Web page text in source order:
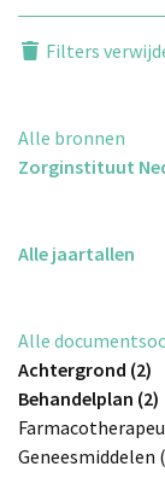
Filters
Alle bronnen
Zorginstituut
Alle jaartallen
Alle
Achtergrond (2)
Behandelplan (2)
Geneesmiddelen